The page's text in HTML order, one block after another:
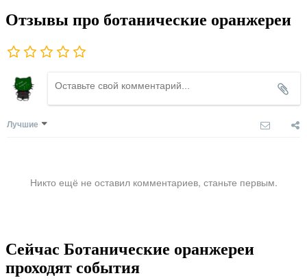
Отзывы про ботанические оранжереи
Лучшие
Никто ещё не оставил комментариев, станьте первым.
Сейчас Ботанические оранжереи
проходят события